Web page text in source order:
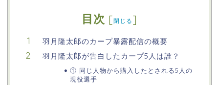
目次 [閉じる ]
羽月隆太郎のカープ暴露配信の概要
羽月隆太郎が告白したカープ5人は誰？
① 同じ人物から購入したとされる5人の
現役選手